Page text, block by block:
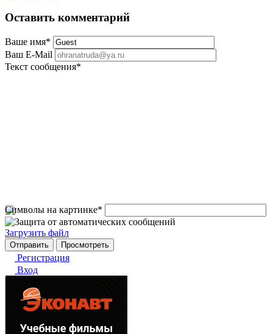
Оставить комментарий
Ваше имя*
Ваш E-Mail
Текст сообщения*
Символы на картинке*
Загрузить файл
Регистрация
Вход